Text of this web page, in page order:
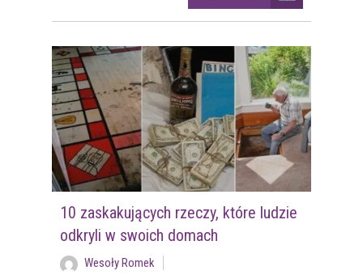
10 zaskakujących rzeczy, które ludzie
odkryli w swoich domach
Wesoły Romek